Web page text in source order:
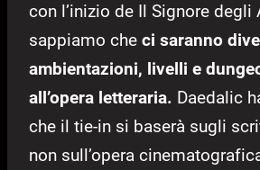
con l’inizio de Il Signore degli
sappiamo che ci saranno
ambientazioni, livelli e
all’opera letteraria. Daedalic
che il tie-in si baserà sugli
non sull’opera